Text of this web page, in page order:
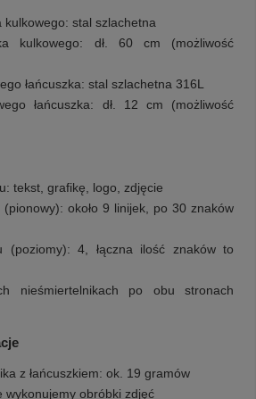
kulkowego: stal szlachetna
kulkowego: dł. 60 cm (możliwość
łańcuszka: stal szlachetna 316L
łańcuszka: dł. 12 cm (możliwość
tekst, grafikę, logo, zdjęcie
(pionowy): około 9 linijek, po 30 znaków
(poziomy): 4, łączna ilość znaków to
nieśmiertelnikach po obu stronach
z łańcuszkiem: ok. 19 gramów
wykonujemy obróbki zdjęć